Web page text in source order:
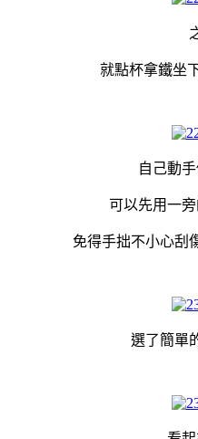
就點杯拿鐵坐
自己動
可以先用一
免得手拙不小心刮
選了簡單